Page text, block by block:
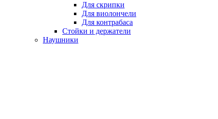
Для скрипки
Для виолончели
Для контрабаса
Стойки и держатели
Наушники